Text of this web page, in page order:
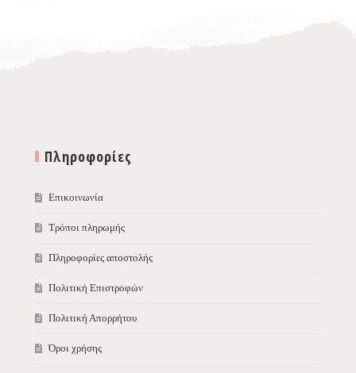
Πληροφορίες
Επικοινωνία
Τρόποι πληρωμής
Πληροφορίες αποστολής
Πολιτική Επιστροφών
Πολιτική Απορρήτου
Όροι χρήσης